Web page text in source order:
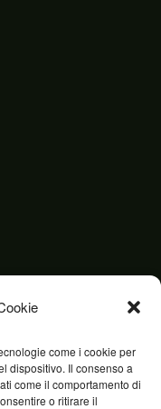
come i cookie per
dispositivo. Il consenso a
come il comportamento di
o ritirare il